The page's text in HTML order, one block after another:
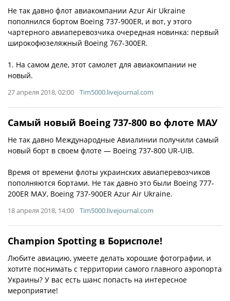
Не так давно флот авиакомпании Azur Air Ukraine
пополнился бортом Boeing 737-900ER, и вот, у этого
чартерного авиаперевозчика очередная новинка: первый
широкофюзеляжный Boeing 767-300ER.
1. На самом деле, этот самолет для авиакомпании не
новый.
27 апреля 2018, 02:00 Tim5000.livejournal.com
Самый новый Boeing 737-800 во флоте МАУ
Не так давно Международные Авиалинии получили самый
новый борт в своем флоте — Boeing 737-800 UR-UIB.
Время от времени флоты украинских авиаперевозчиков
пополняются бортами. Не так давно это были Boeing 777-
200ER МАУ, Boeing 737-900ER Azur Air Ukraine.
18 апреля 2018, 14:00 Tim5000.livejournal.com
Champion Spotting в Борисполе!
Любите авиацию, умеете делать хорошие фотографии, и
хотите поснимать с территории самого главного аэропорта
Украины? У вас есть шанс попасть на интересное
мероприятие!